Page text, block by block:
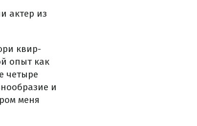
актер из
квир-
опыт как
четыре
и
меня